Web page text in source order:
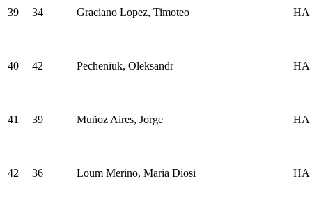
39 34 Graciano Lopez, Timoteo HA
40 42 Pecheniuk, Oleksandr HA
41 39 Muñoz Aires, Jorge HA
42 36 Loum Merino, Maria Diosi HA